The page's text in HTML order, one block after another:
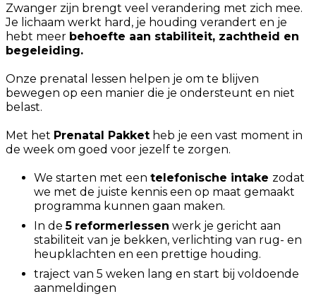
Zwanger zijn brengt veel verandering met zich mee.
Je lichaam werkt hard, je houding verandert en je
hebt meer behoefte aan stabiliteit, zachtheid en
begeleiding.
Onze prenatal lessen helpen je om te blijven
bewegen op een manier die je ondersteunt en niet
belast.
Met het Prenatal Pakket heb je een vast moment in
de week om goed voor jezelf te zorgen.
We starten met een telefonische intake zodat
we met de juiste kennis een op maat gemaakt
programma kunnen gaan maken.
In de5 reformerlessen werk je gericht aan
stabiliteit van je bekken, verlichting van rug- en
heupklachten en een prettige houding.
traject van 5 weken lang en start bij voldoende
aanmeldingen